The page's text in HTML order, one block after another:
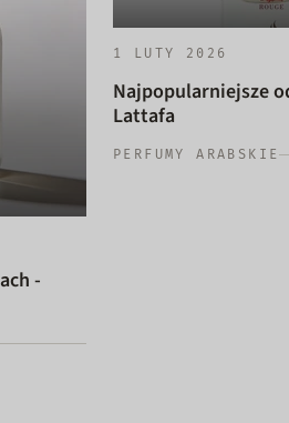
-
1 LUTY 2026
Najpopularniejsze
Lattafa
PERFUMY ARABSKIE